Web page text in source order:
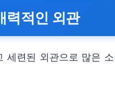
력적인 외관
세련된 외관으로 많은